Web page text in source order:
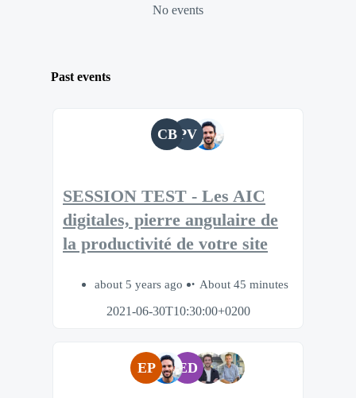
No events
Past events
CB PV
SESSION TEST - Les AIC
digitales, pierre angulaire de
la productivité de votre site
about 5 years ago
About 45 minutes
2021-06-30T10:30:00+0200
EP ED